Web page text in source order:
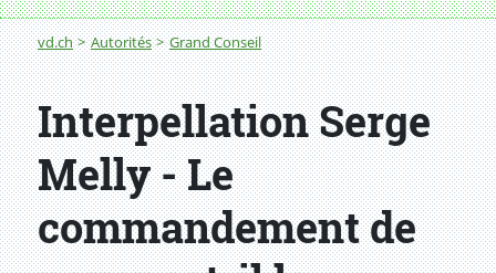
Fil d'Ariane
vd.ch Autorités Grand Conseil
Interpellation Serge
Melly - Le
commandement de